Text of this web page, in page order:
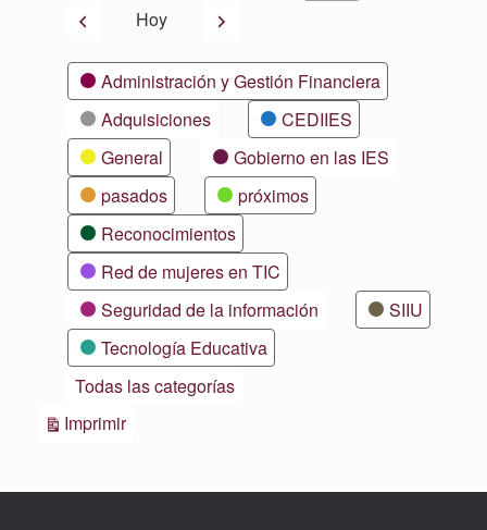
AnteriorHoy Siguiente
CategoríasAdministración y Gestión Financiera
Adquisiciones
CEDIIES
General
Gobierno en las IES
pasados
próximos
Reconocimientos
Red de mujeres en TIC
Seguridad de la información
SIIU
Tecnología Educativa
Todas las categorías
ImprimirVistas